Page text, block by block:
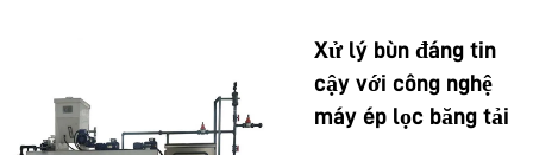
Xử lý bùn đáng tin
cậy với công nghệ
máy ép lọc băng tải